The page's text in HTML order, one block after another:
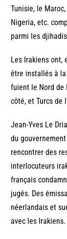
Tunisie, le
Nigeria, etc.
parmi les
Les Irakiens ont,
être installés à
fuient le Nord de
côté, et Turcs de
Jean-Yves Le
du
rencontrer des
interlocuteurs
français
jugés. Des
néerlandais et
avec les Irakiens.